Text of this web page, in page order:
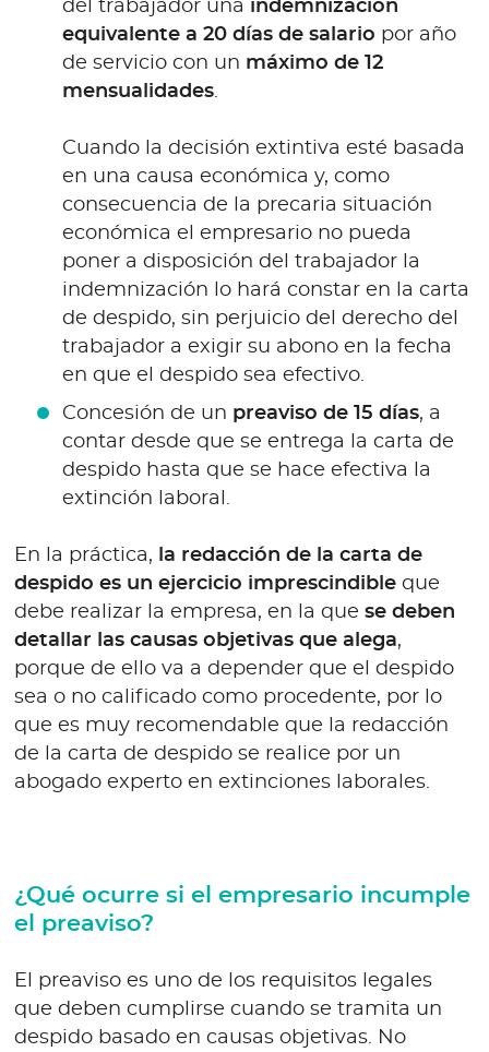
del trabajador una indemnización
equivalente a 20 días de salario por año
de servicio con un máximo de 12
mensualidades.
Cuando la decisión extintiva esté basada
en una causa económica y, como
consecuencia de la precaria situación
económica el empresario no pueda
poner a disposición del trabajador la
indemnización lo hará constar en la carta
de despido, sin perjuicio del derecho del
trabajador a exigir su abono en la fecha
en que el despido sea efectivo.
Concesión de un preaviso de 15 días, a
contar desde que se entrega la carta de
despido hasta que se hace efectiva la
extinción laboral.
En la práctica,
la redacción de la carta de
despido es un ejercicio imprescindible que
debe realizar la empresa, en la quese deben
detallar las causas objetivas que alega,
porque de ello va a depender que el despido
sea o no calificado como procedente, por lo
que es muy recomendable que la redacción
de la carta de despido se realice por un
abogado experto en extinciones laborales.
¿Qué ocurre si el empresario incumple
el preaviso?
El preaviso es uno de los requisitos legales
que deben cumplirse cuando se tramita un
despido basado en causas objetivas. No